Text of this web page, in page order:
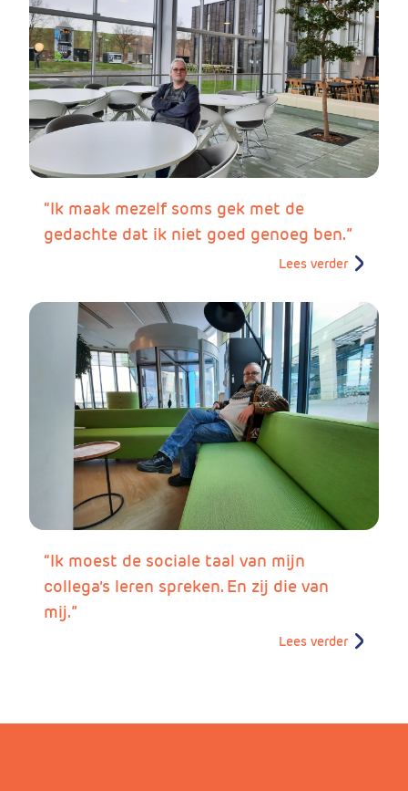
“Ik maak mezelf soms gek met de
gedachte dat ik niet goed genoeg ben.”
Lees verder
“Ik moest de sociale taal van mijn
collega’s leren spreken. En zij die van
mij.”
Lees verder